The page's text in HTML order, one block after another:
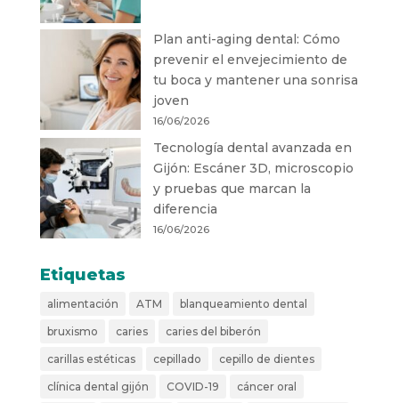
Plan anti-aging dental: Cómo
prevenir el envejecimiento de
tu boca y mantener una sonrisa
joven
16/06/2026
Tecnología dental avanzada en
Gijón: Escáner 3D, microscopio
y pruebas que marcan la
diferencia
16/06/2026
Etiquetas
alimentación ATM blanqueamiento dental
bruxismo caries caries del biberón
carillas estéticas cepillado cepillo de dientes
clínica dental gijón COVID-19 cáncer oral